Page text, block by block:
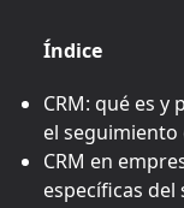
Índice
CRM: qué es y
el seguimiento
CRM en
específicas del